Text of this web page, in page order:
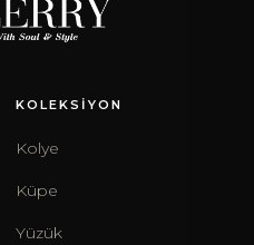
KOLEKSİYON
Kolye
Küpe
Yüzük